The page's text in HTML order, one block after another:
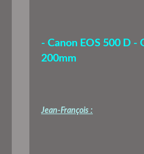
- Canon EOS 500 D -
200mm
Jean-François :